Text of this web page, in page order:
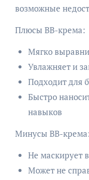
возможные
Плюсы BB-крема:
Мягко
Увлажняет и
Подходит для
Быстро
навыков
Минусы BB-
Не маскирует
Может не